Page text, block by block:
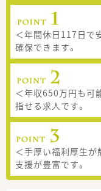
＜年間休日117日で
確保できます。
＜年収650万円も可
指せる求人です。
＜手厚い福利厚生
支援が豊富です。